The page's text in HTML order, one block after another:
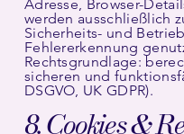
Adresse, Browser-
werden ausschließlich
Sicherheits- und
Fehlererkennung
Rechtsgrundlage:
sicheren und
DSGVO, UK GDPR).
8. Cookies &